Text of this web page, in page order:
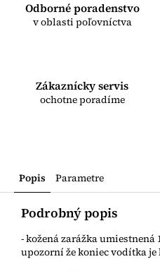
Odborné poradenstvo
v oblasti poľovníctva
Zákaznícky servis
ochotne poradíme
Popis Parametre
Podrobný popis
- kožená zarážka
upozorní že koniec vodítka